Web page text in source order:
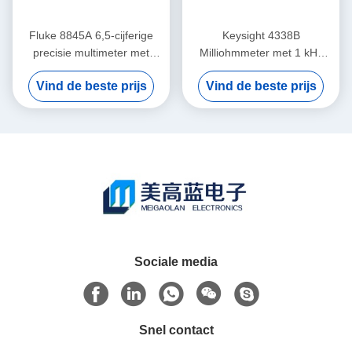
Fluke 8845A 6,5-cijferige
precisie multimeter met
0,0024% DC-
nauwkeurigheid en Trendplot
papierloze recorder
Vind de beste prijs
Keysight 4338B
Milliohmmeter met 1 kHz
AC-meting, 10 µOhm
resolutie en 34 ms snelle
meting
Vind de beste prijs
Sociale media
Snel contact